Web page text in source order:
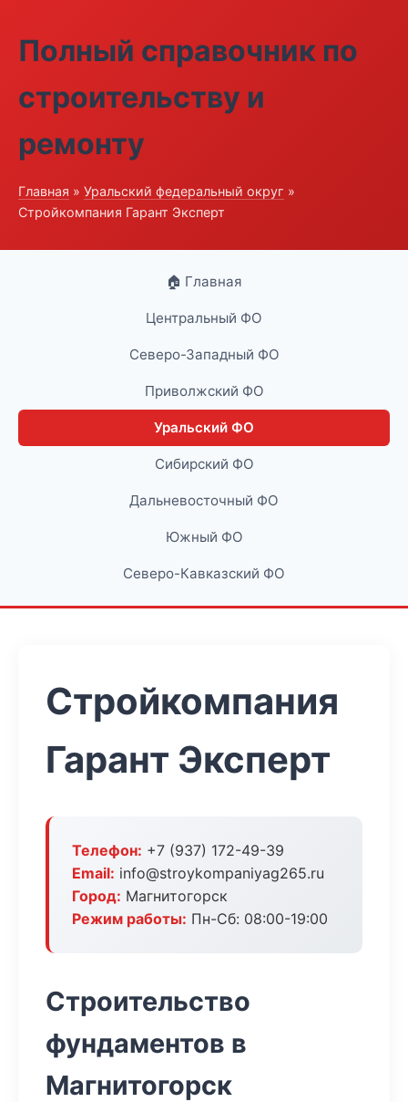
Полный справочник по
строительству и
ремонту
Главная » Уральский федеральный округ »
Стройкомпания Гарант Эксперт
🏠 Главная
Центральный ФО
Северо-Западный ФО
Приволжский ФО
Уральский ФО
Сибирский ФО
Дальневосточный ФО
Южный ФО
Северо-Кавказский ФО
Стройкомпания
Гарант Эксперт
Телефон: +7 (937) 172-49-39
Email: info@stroykompaniyag265.ru
Город: Магнитогорск
Режим работы: Пн-Сб: 08:00-19:00
Строительство
фундаментов в
Магнитогорск